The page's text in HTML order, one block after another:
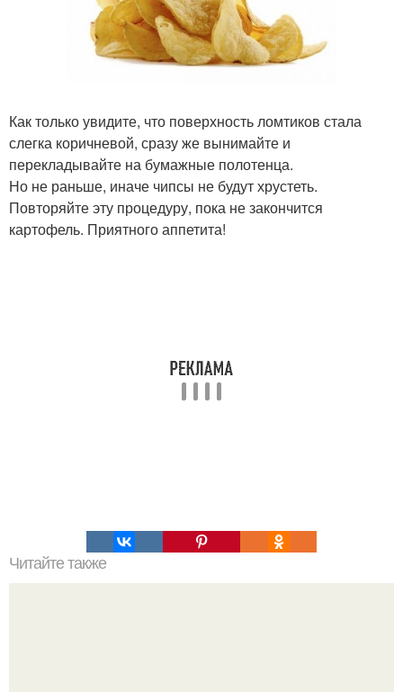
Как только увидите, что поверхность ломтиков стала
слегка коричневой, сразу же вынимайте и
перекладывайте на бумажные полотенца.
Но не раньше, иначе чипсы не будут хрустеть.
Повторяйте эту процедуру, пока не закончится
картофель. Приятного аппетита!
Читайте также